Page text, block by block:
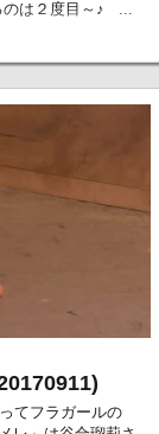
のは２度目～♪ ...
てフラガールの